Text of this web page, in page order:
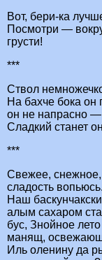
Вот, бери-ка
Посмотри —
грусти!
***
Ствол
На бахче бока он
он не напрасно
Сладкий станет
***
Свежее,
сладость
Наш
алым сахаром
бус, Знойное
манящ, освежающ
Иль оленину да